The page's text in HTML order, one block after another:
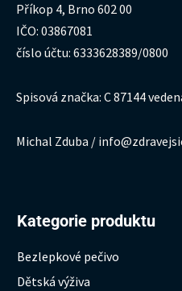
Příkop 4, Brno 602 00
IČO: 03867081
číslo účtu: 6333628389/0800
Spisová značka: C 87144
Michal Zduba /
Kategorie produktu
Bezlepkové pečivo
Dětská výživa